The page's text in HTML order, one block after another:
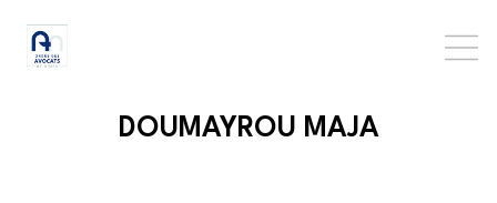
DOUMAYROU MAJA